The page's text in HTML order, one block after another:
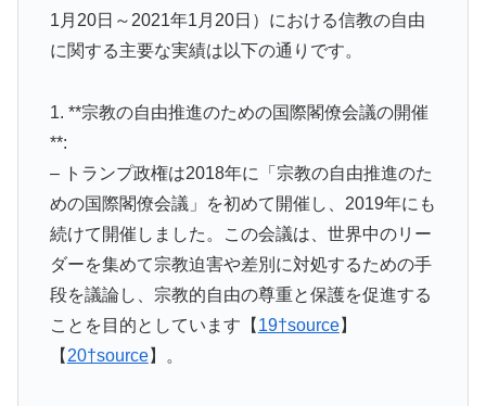
1月20日～2021年1月20日）における信教の自由
に関する主要な実績は以下の通りです。
1. **宗教の自由推進のための国際閣僚会議の開催
**:
– トランプ政権は2018年に「宗教の自由推進のた
めの国際閣僚会議」を初めて開催し、2019年にも
続けて開催しました。この会議は、世界中のリー
ダーを集めて宗教迫害や差別に対処するための手
段を議論し、宗教的自由の尊重と保護を促進する
ことを目的としています【 19†source】
【 20†source】。